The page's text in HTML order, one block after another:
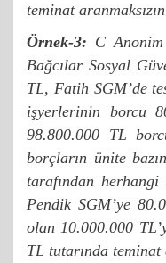
teminat
Örnek-3: C
Bağcılar Sosyal
TL, Fatih SGM’de
işyerlerinin borcu
98.800.000 TL
borçların ünite
tarafından
Pendik SGM’ye
olan 10.000.000
TL tutarında teminat